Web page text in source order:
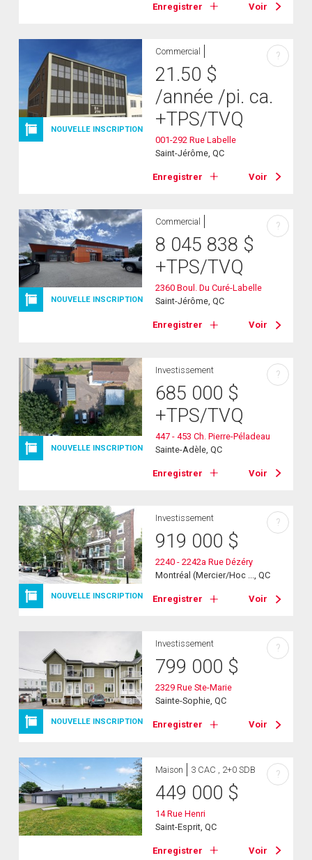
Enregistrer Voir
NOUVELLE INSCRIPTION
Commercial
21.50 $
/année /pi. ca.
+TPS/TVQ
001-292 Rue Labelle
Saint-Jérôme, QC
Enregistrer Voir
?
NOUVELLE INSCRIPTION
Commercial
8 045 838 $
+TPS/TVQ
2360 Boul. Du Curé-Labelle
Saint-Jérôme, QC
Enregistrer Voir
?
NOUVELLE INSCRIPTION
Investissement
685 000 $
+TPS/TVQ
447 - 453 Ch. Pierre-Péladeau
Sainte-Adèle, QC
Enregistrer Voir
?
NOUVELLE INSCRIPTION
Investissement
919 000 $
2240 - 2242a Rue Dézéry
Montréal (Mercier/Hoc ..., QC
Enregistrer Voir
?
NOUVELLE INSCRIPTION
Investissement
799 000 $
2329 Rue Ste-Marie
Sainte-Sophie, QC
Enregistrer Voir
?
Maison 3 CAC , 2+0 SDB
449 000 $
14 Rue Henri
Saint-Esprit, QC
Enregistrer Voir
?